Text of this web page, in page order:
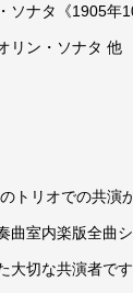
ソナタ《1905年
リン・ソナタ 他
トリオでの共演
曲室内楽版全曲
大切な共演者で